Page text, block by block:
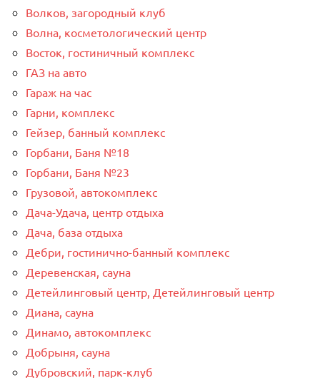
Волков, загородный клуб
Волна, косметологический центр
Восток, гостиничный комплекс
ГАЗ на авто
Гараж на час
Гарни, комплекс
Гейзер, банный комплекс
Горбани, Баня №18
Горбани, Баня №23
Грузовой, автокомплекс
Дача-Удача, центр отдыха
Дача, база отдыха
Дебри, гостинично-банный комплекс
Деревенская, сауна
Детейлинговый центр, Детейлинговый центр
Диана, сауна
Динамо, автокомплекс
Добрыня, сауна
Дубровский, парк-клуб